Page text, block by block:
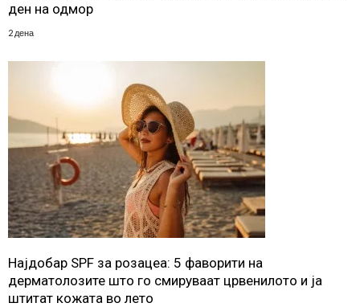
ден на одмор
2 дена
Најдобар SPF за розацеа: 5 фаворити на
дерматолозите што го смируваат црвенилото и ја
штитат кожата во лето